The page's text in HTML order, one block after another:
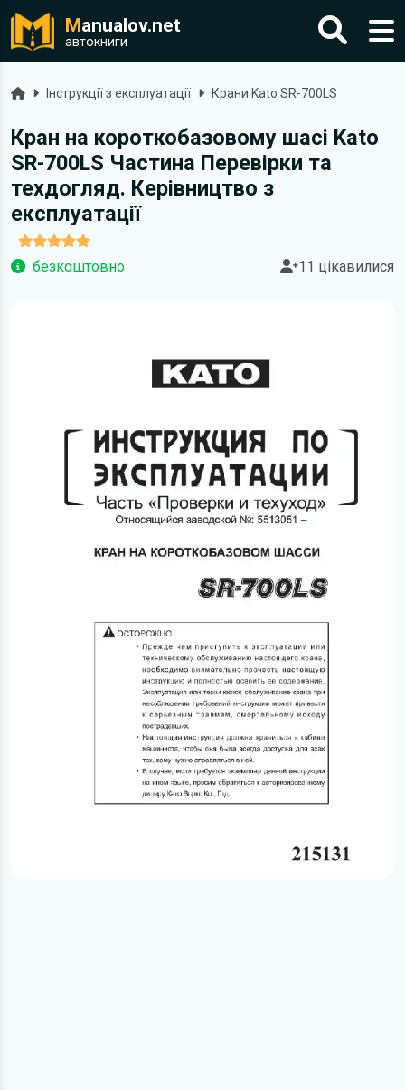
Manualov.net
автокниги
ГоловнаІнструкції з експлуатації Крани Kato SR-700LS
Кран на короткобазовому шасі Kato
SR-700LS Частина Перевірки та
техдогляд. Керівництво з
експлуатації
безкоштовно 11 цікавилися